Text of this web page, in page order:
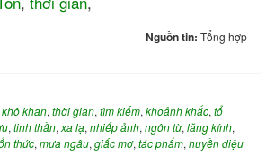
Nguồn tin: Tổng hợp
khô khan, thời gian, tìm kiếm, khoảnh khắc, tổ
, tinh thần, xa lạ, nhiếp ảnh, ngôn từ, lăng kính,
thức, mưa ngâu, giấc mơ, tác phẩm, huyền diệu